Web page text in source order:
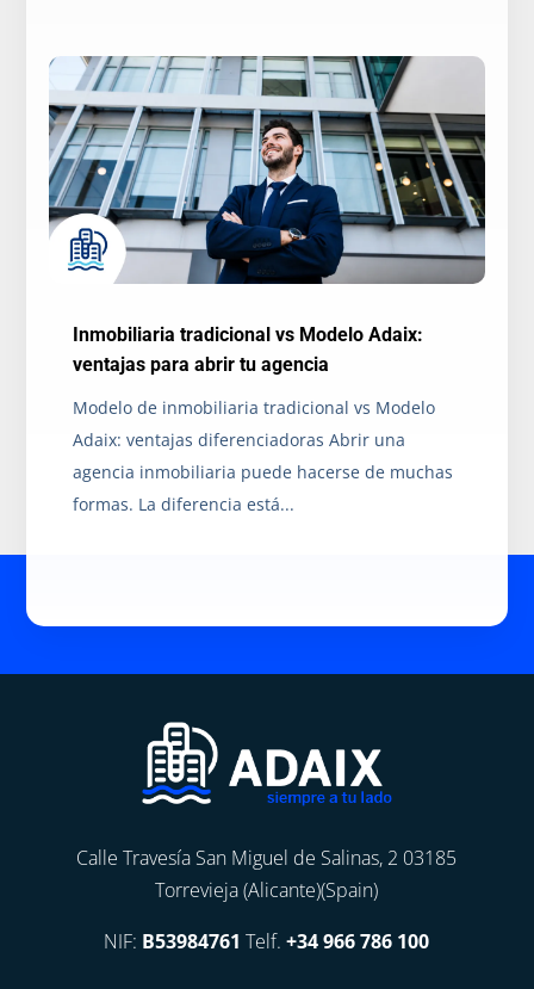
Inmobiliaria tradicional vs Modelo Adaix:
ventajas para abrir tu agencia
Modelo de inmobiliaria tradicional vs Modelo
Adaix: ventajas diferenciadoras Abrir una
agencia inmobiliaria puede hacerse de muchas
formas. La diferencia está...
Calle Travesía San Miguel de Salinas, 2 03185
Torrevieja (Alicante)(Spain)
NIF: B53984761 Telf.+34 966 786 100